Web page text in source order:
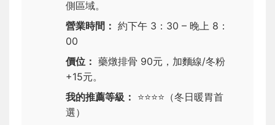
側區域。
營業時間： 約下午 3：30 – 晚上 8：
00
價位： 藥燉排骨 90元，加麵線/冬粉
+15元。
我的推薦等級： ⭐⭐⭐⭐ （冬日暖胃首
選）